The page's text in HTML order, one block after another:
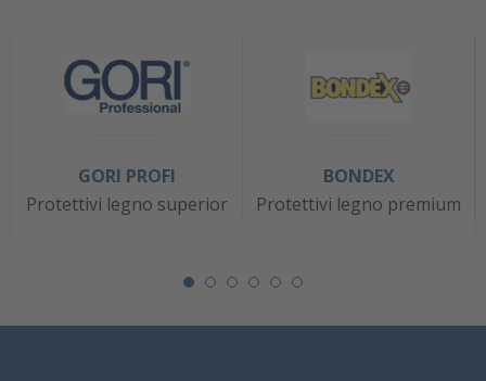
GORI PROFI
Protettivi legno superior
BONDEX
Protettivi legno premium